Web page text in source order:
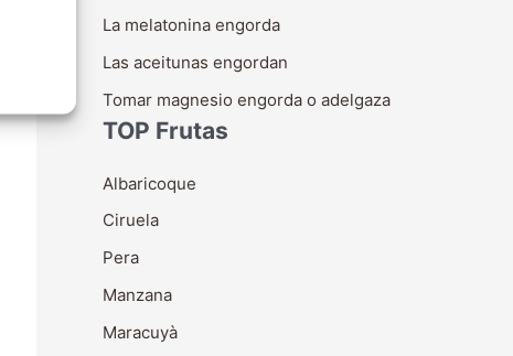
La melatonina engorda
Las aceitunas engordan
Tomar magnesio engorda o adelgaza
TOP Frutas
Albaricoque
Ciruela
Pera
Manzana
Maracuyà